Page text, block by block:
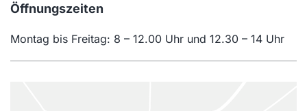
Öffnungszeiten
Montag bis Freitag: 8 – 12.00 Uhr und 12.30 – 14 Uhr